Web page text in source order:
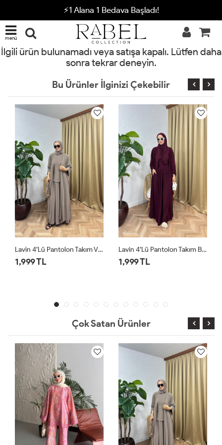
⚡1 Alana 1 Bedava Başladı!
menü
İlgili ürün bulunamadı veya satışa kapalı. Lütfen daha
sonra tekrar deneyin.
Bu Ürünler İlginizi Çekebilir
Lavin 4’lü Pantolon Takım Bordo
1,999 TL
Lavin 4’lü Pantolon Takım Siyah
1,999 TL
Çok Satan Ürünler